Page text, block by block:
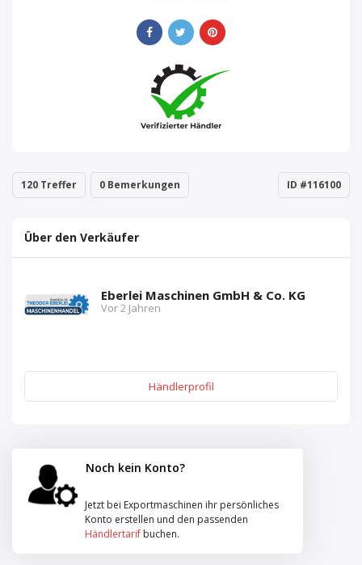
120 Treffer 0 Bemerkungen ID #116100
Über den Verkäufer
Eberlei Maschinen GmbH & Co. KG
Vor 2 Jahren
Händlerprofil
Noch kein Konto?
Jetzt bei Exportmaschinen ihr persönliches
Konto erstellen und den passenden
Händlertarif buchen.